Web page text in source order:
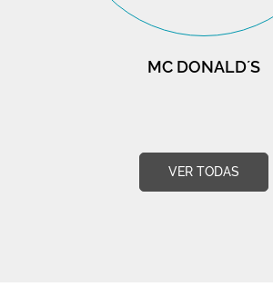
MC DONALD´S
VER TODAS